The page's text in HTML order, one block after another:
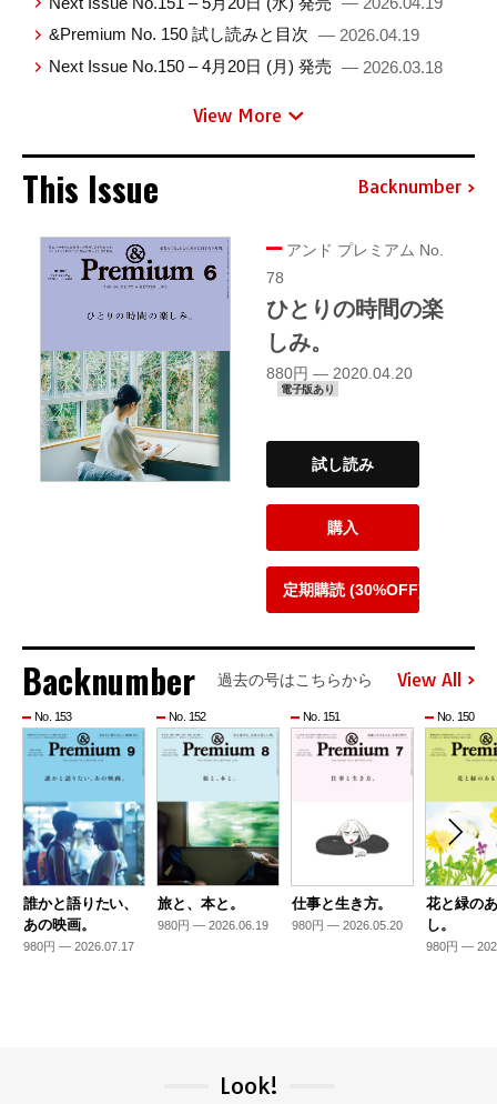
&Premium No. 150 試し読みと目次 — 2026.04.19
Next Issue No.150 – 4月20日 (月) 発売 — 2026.03.18
View More
This Issue Backnumber
アンド プレミアム No.
78
ひとりの時間の楽
しみ。
880円 — 2020.04.20
電子版あり
試し読み
購入
定期購読 (30%OFF)
Backnumber 過去の号はこちらから View All
No. 153
誰かと語りたい、
あの映画。
980円 — 2026.07.17
No. 152
旅と、本と。
980円 — 2026.06.19
No. 151
仕事と生き方。
980円 — 2026.05.20
No. 150
花と緑の
し。
980円 —
Look!